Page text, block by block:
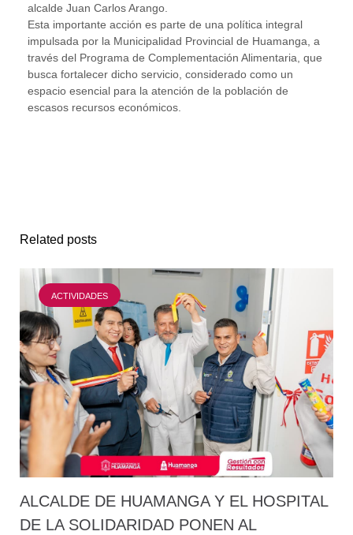
alcalde Juan Carlos Arango.
Esta importante acción es parte de una política integral
impulsada por la Municipalidad Provincial de Huamanga, a
través del Programa de Complementación Alimentaria, que
busca fortalecer dicho servicio, considerado como un
espacio esencial para la atención de la población de
escasos recursos económicos.
Related posts
ACTIVIDADES
ALCALDE DE HUAMANGA Y EL HOSPITAL
DE LA SOLIDARIDAD PONEN AL